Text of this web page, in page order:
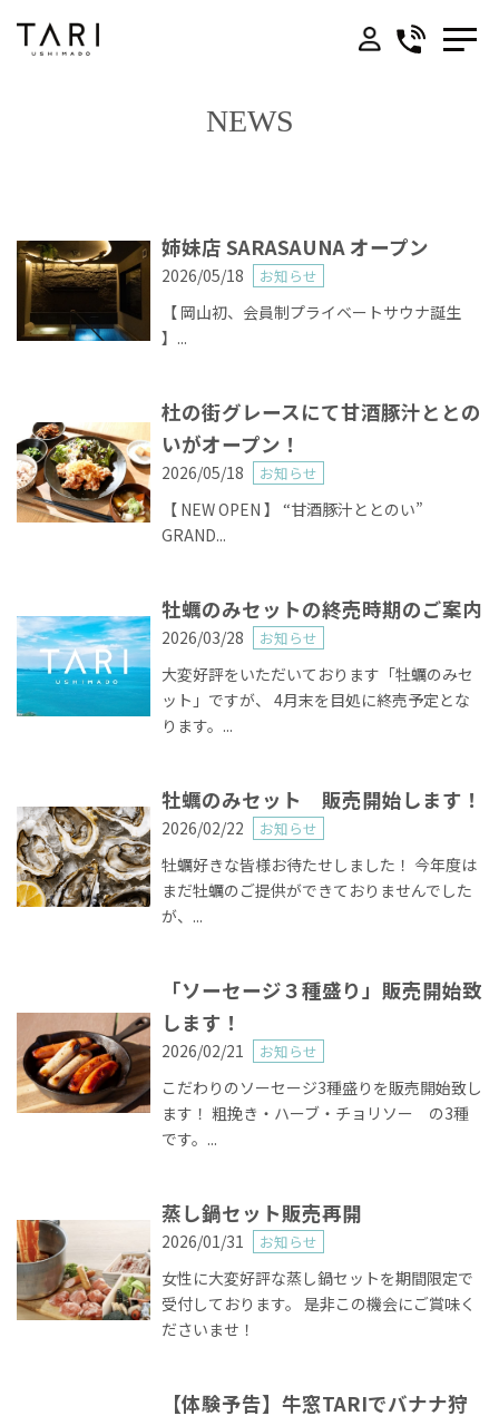
- UMI -
Access
会社概要
プライバシーポリシー
NEWS
姉妹店 SARASAUNA オープン
2026/05/18 お知らせ
【 岡山初、会員制プライベートサウナ誕生
】...
杜の街グレースにて甘酒豚汁ととの
いがオープン！
2026/05/18 お知らせ
【 NEW OPEN 】 “甘酒豚汁ととのい”
GRAND...
牡蠣のみセットの終売時期のご案内
2026/03/28 お知らせ
大変好評をいただいております「牡蠣のみセ
ット」ですが、 4月末を目処に終売予定とな
ります。...
牡蠣のみセット 販売開始します！
2026/02/22 お知らせ
牡蠣好きな皆様お待たせしました！ 今年度は
まだ牡蠣のご提供ができておりませんでした
が、...
「ソーセージ３種盛り」販売開始致
します！
2026/02/21 お知らせ
こだわりのソーセージ3種盛りを販売開始致し
ます！ 粗挽き・ハーブ・チョリソー の3種
です。...
蒸し鍋セット販売再開
2026/01/31 お知らせ
女性に大変好評な蒸し鍋セットを期間限定で
受付しております。 是非この機会にご賞味く
ださいませ！
【体験予告】牛窓TARIでバナナ狩